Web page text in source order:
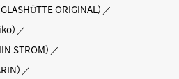
ORIGINAL）
）
STROM）
）